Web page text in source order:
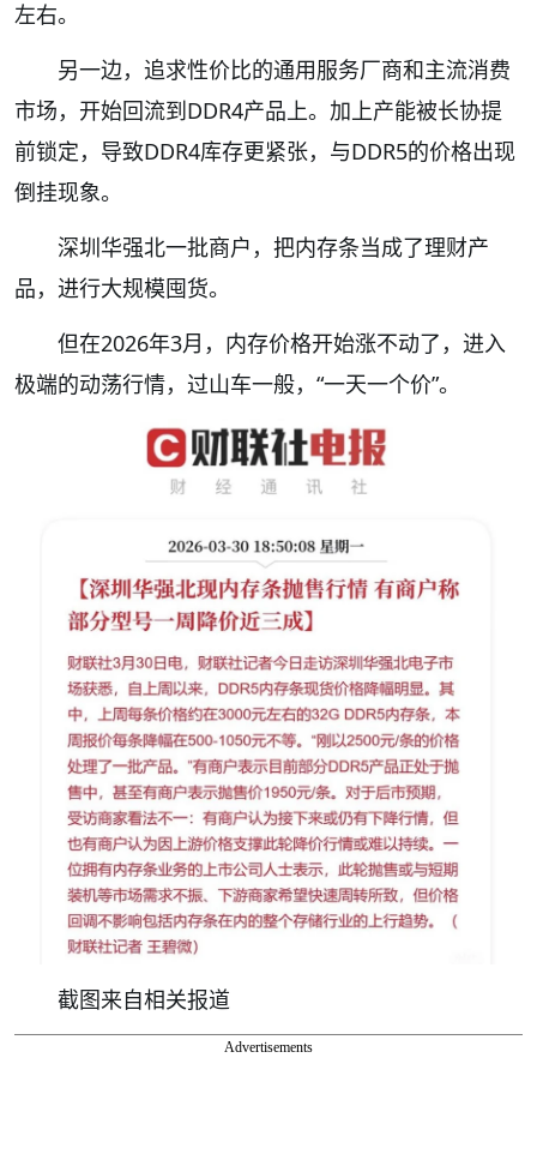
左右。
另一边，追求性价比的通用服务厂商和主流消费
市场，开始回流到DDR4产品上。加上产能被长协提
前锁定，导致DDR4库存更紧张，与DDR5的价格出现
倒挂现象。
深圳华强北一批商户，把内存条当成了理财产
品，进行大规模囤货。
但在2026年3月，内存价格开始涨不动了，进入
极端的动荡行情，过山车一般，“一天一个价”。
截图来自相关报道
Advertisements